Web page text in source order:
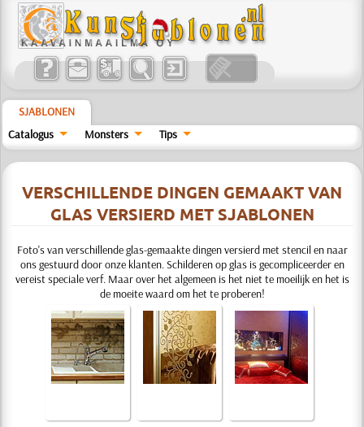
SJABLONEN
Catalogus
Monsters Tips
VERSCHILLENDE DINGEN GEMAAKT VAN
GLAS VERSIERD MET SJABLONEN
Foto's van verschillende glas-gemaakte dingen versierd met stencil en naar
ons gestuurd door onze klanten. Schilderen op glas is gecompliceerder en
vereist speciale verf. Maar over het algemeen is het niet te moeilijk en het is
de moeite waard om het te proberen!